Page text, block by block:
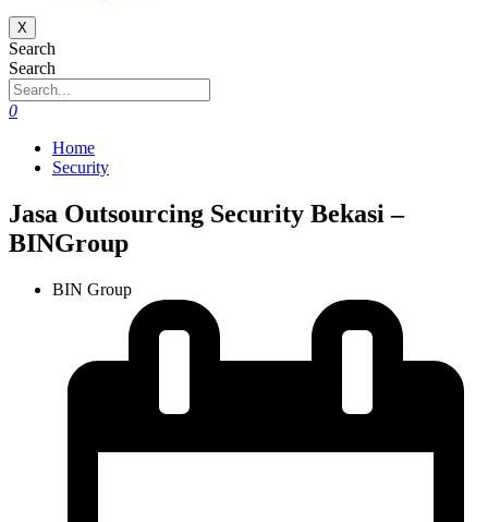
X
Search
Search
0
Home
Security
Jasa Outsourcing Security Bekasi –
BINGroup
BIN Group